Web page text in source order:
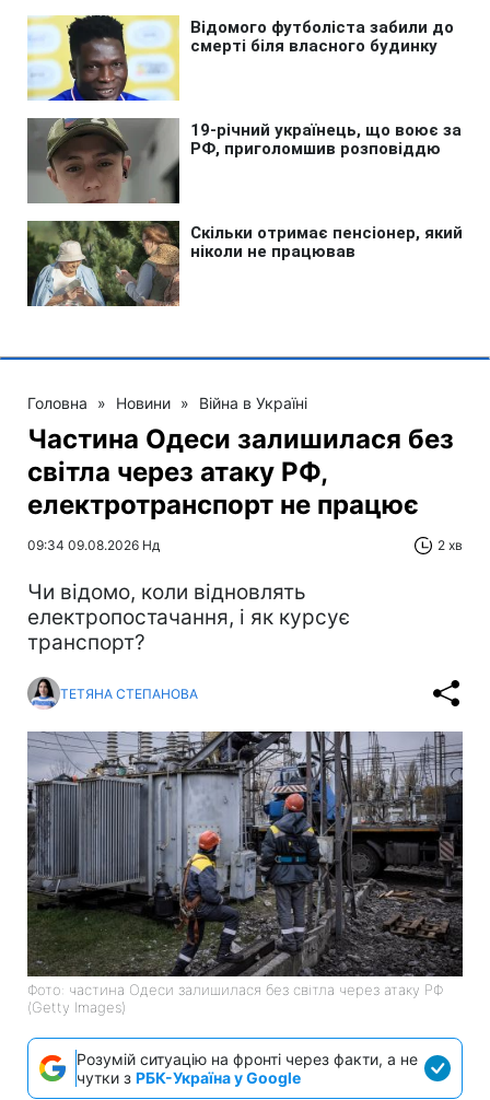
Головна » Новини » Війна в Україні
Частина Одеси залишилася без
світла через атаку РФ,
електротранспорт не працює
09:34 09.08.2026 Нд 2 хв
Чи відомо, коли відновлять
електропостачання, і як курсує
транспорт?
ТЕТЯНА СТЕПАНОВА
Фото: частина Одеси залишилася без світла через атаку РФ
(Getty Images)
Розумій ситуацію на фронті через факти, а не
чутки з РБК-Україна у Google